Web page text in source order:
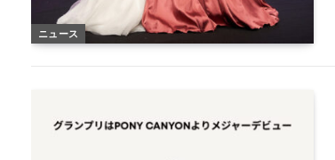
ニュース